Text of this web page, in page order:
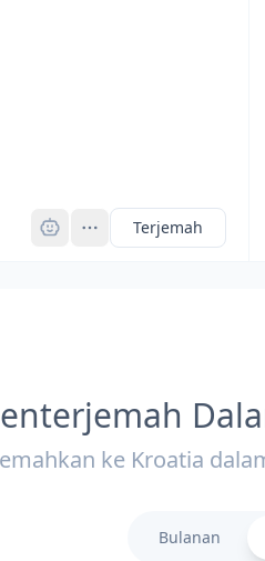
Terjemah
ke Kroatia
Bulanan